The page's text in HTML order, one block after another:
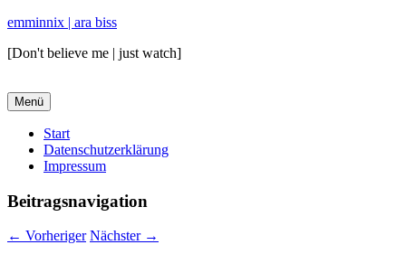
emminnix | ara biss
[Don't believe me | just watch]
Menü
Primäres
Menü
Start
Datenschutzerklärung
Impressum
Beitragsnavigation
← Vorheriger Nächster →